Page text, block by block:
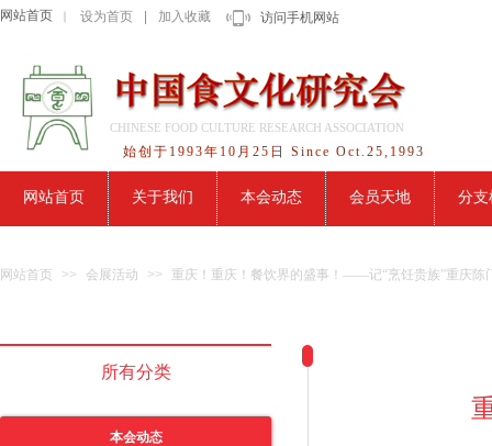
设为首页 加入收藏
网站首页 访问手机网站
始创于1993年10月25日 Since Oct.25,1993
CHINESE FOOD CULTURE RESEARCH ASSOCIATION
网站首页 关于我们 本会动态 会员天地 分支
网站首页 >> 会展活动 >> 重庆！重庆！餐饮界的盛事！——记“烹饪贵族”重庆陈
所有分类
本会动态